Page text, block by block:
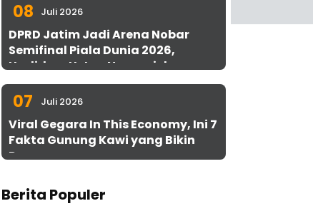
08 Juli 2026
DPRD Jatim Jadi Arena Nobar
Semifinal Piala Dunia 2026,
Hadirkan Uston Nawawi dan
UMKM Gratis untuk 1.000 Warga
07 Juli 2026
Viral Gegara In This Economy, Ini 7
Fakta Gunung Kawi yang Bikin
Penasaran
Berita Populer